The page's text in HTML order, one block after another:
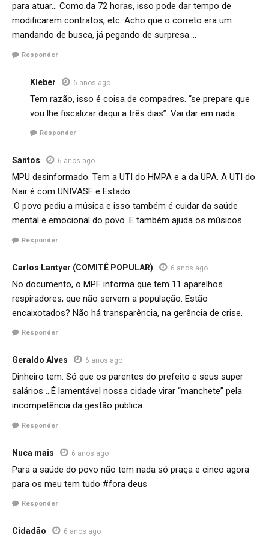
para atuar… Como.da 72 horas, isso pode dar tempo de
modificarem contratos, etc. Acho que o correto era um
mandando de busca, já pegando de surpresa….
Responder
Kleber 6 anos ago
Tem razão, isso é coisa de compadres. “se prepare que
vou lhe fiscalizar daqui a três dias”. Vai dar em nada…
Responder
Santos 6 anos ago
MPU desinformado. Tem a UTI do HMPA e a da UPA. A UTI do
Nair é com UNIVASF e Estado
.O povo pediu a música e isso também é cuidar da saúde
mental e emocional do povo. E também ajuda os músicos.
Responder
Carlos Lantyer (COMITÊ POPULAR) 6 anos ago
No documento, o MPF informa que tem 11 aparelhos
respiradores, que não servem a população. Estão
encaixotados? Não há transparência, na gerência de crise.
Responder
Geraldo Alves 6 anos ago
Dinheiro tem. Só que os parentes do prefeito e seus super
salários …É lamentável nossa cidade virar “manchete” pela
incompetência da gestão publica.
Responder
Nuca mais 6 anos ago
Para a saúde do povo não tem nada só praça e cinco agora
para os meu tem tudo #fora deus
Responder
Cidadão 6 anos ago